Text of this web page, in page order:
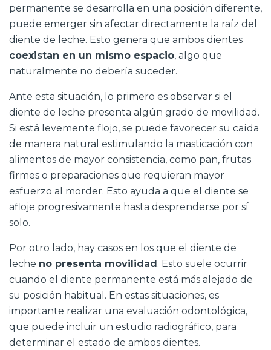
permanente se desarrolla en una posición diferente,
puede emerger sin afectar directamente la raíz del
diente de leche. Esto genera que ambos dientes
coexistan en un mismo espacio, algo que
naturalmente no debería suceder.
Ante esta situación, lo primero es observar si el
diente de leche presenta algún grado de movilidad.
Si está levemente flojo, se puede favorecer su caída
de manera natural estimulando la masticación con
alimentos de mayor consistencia, como pan, frutas
firmes o preparaciones que requieran mayor
esfuerzo al morder. Esto ayuda a que el diente se
afloje progresivamente hasta desprenderse por sí
solo.
Por otro lado, hay casos en los que el diente de
leche no presenta movilidad. Esto suele ocurrir
cuando el diente permanente está más alejado de
su posición habitual. En estas situaciones, es
importante realizar una evaluación odontológica,
que puede incluir un estudio radiográfico, para
determinar el estado de ambos dientes.